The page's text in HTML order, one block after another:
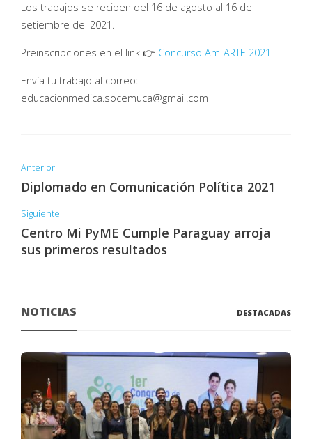
Los trabajos se reciben del 16 de agosto al 16 de
setiembre del 2021.
Preinscripciones en el link 👉 Concurso Am-ARTE 2021
Envía tu trabajo al correo:
educacionmedica.socemuca@gmail.com
Anterior
Diplomado en Comunicación Política 2021
Siguiente
Centro Mi PyME Cumple Paraguay arroja
sus primeros resultados
NOTICIAS DESTACADAS